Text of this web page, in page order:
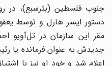
دستور ایسر هارل و توسط
مقر این سازمان در تل‌آویو
جدیدش به عنوان فرمانده یا
اعلام شد و خود او نیز با